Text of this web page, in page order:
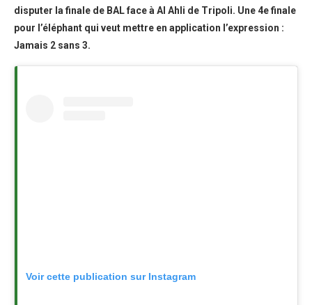
disputer la finale de BAL face à Al Ahli de Tripoli. Une 4e finale
pour l’éléphant qui veut mettre en application l’expression :
Jamais 2 sans 3.
Voir cette publication sur Instagram